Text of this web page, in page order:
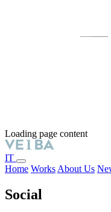
Loading page content
IT
Home Works About Us
Social